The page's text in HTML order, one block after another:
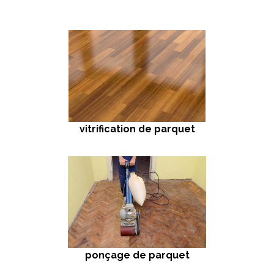
vitrification de parquet
ponçage de parquet